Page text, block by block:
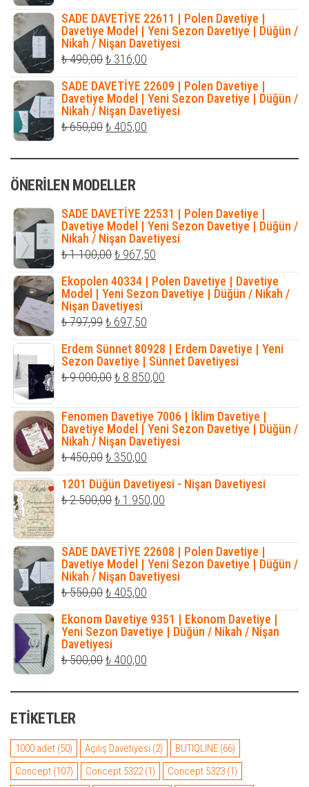
fiyat:
₺ 500,00.fiyat:
₺ 316,00.
SADE DAVETİYE 22611 | Polen Davetiye |
Davetiye Model | Yeni Sezon Davetiye | Düğün /
Nikah / Nişan Davetiyesi
₺490,00Orijinal
fiyat:
₺ 490,00.
₺ 316,00
fiyat:
₺ 316,00.
SADE DAVETİYE 22609 | Polen Davetiye |
Davetiye Model | Yeni Sezon Davetiye | Düğün /
Nikah / Nişan Davetiyesi
₺650,00Orijinal
₺ 405,00
ÖNERILEN MODELLER
SADE DAVETİYE 22531 | Polen Davetiye |
Davetiye Model | Yeni Sezon Davetiye | Düğün /
Nikah / Nişan Davetiyesi
₺1.100,00Orijinal
₺ 1.100,00.
₺ 967,50
andaki
fiyat:
Ekopolen 40334 | Polen Davetiye | Davetiye
Model | Yeni Sezon Davetiye | Düğün / Nikah /
Nişan Davetiyesi
₺797,99Orijinal
₺ 797,99.
₺ 697,50
fiyat:
₺ 697,50.
Erdem Sünnet 80928 | Erdem Davetiye | Yeni
Sezon Davetiye | Sünnet Davetiyesi
₺9.000,00Orijinal
₺ 9.000,00.
₺ 8.850,00
fiyat:
₺ 8.850,00.
Fenomen Davetiye 7006 | İklim Davetiye |
Davetiye Model | Yeni Sezon Davetiye | Düğün /
Nikah / Nişan Davetiyesi
₺450,00Orijinal
fiyat:
₺ 450,00.
₺ 350,00
fiyat:
1201 Düğün Davetiyesi - Nişan Davetiyesi
₺2.500,00Orijinal
₺ 1.950,00
₺ 1.950,00.
SADE DAVETİYE 22608 | Polen Davetiye |
Davetiye Model | Yeni Sezon Davetiye | Düğün /
Nikah / Nişan Davetiyesi
₺550,00Orijinal
₺ 550,00.
₺ 405,00
fiyat:
Ekonom Davetiye 9351 | Ekonom Davetiye |
Yeni Sezon Davetiye | Düğün / Nikah / Nişan
Davetiyesi
₺500,00Orijinal
₺ 400,00
ETIKETLER
1000 adet (50) Açılış Davetiyesi (2) BUTIQLINE (66)
Concept (107) Concept 5322(1) Concept 5323 (1)